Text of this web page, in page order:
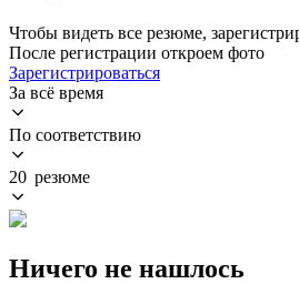
Чтобы видеть все резюме,
После регистрации откроем фото
Зарегистрироваться
За всё время
По соответствию
20 резюме
Ничего не нашлось